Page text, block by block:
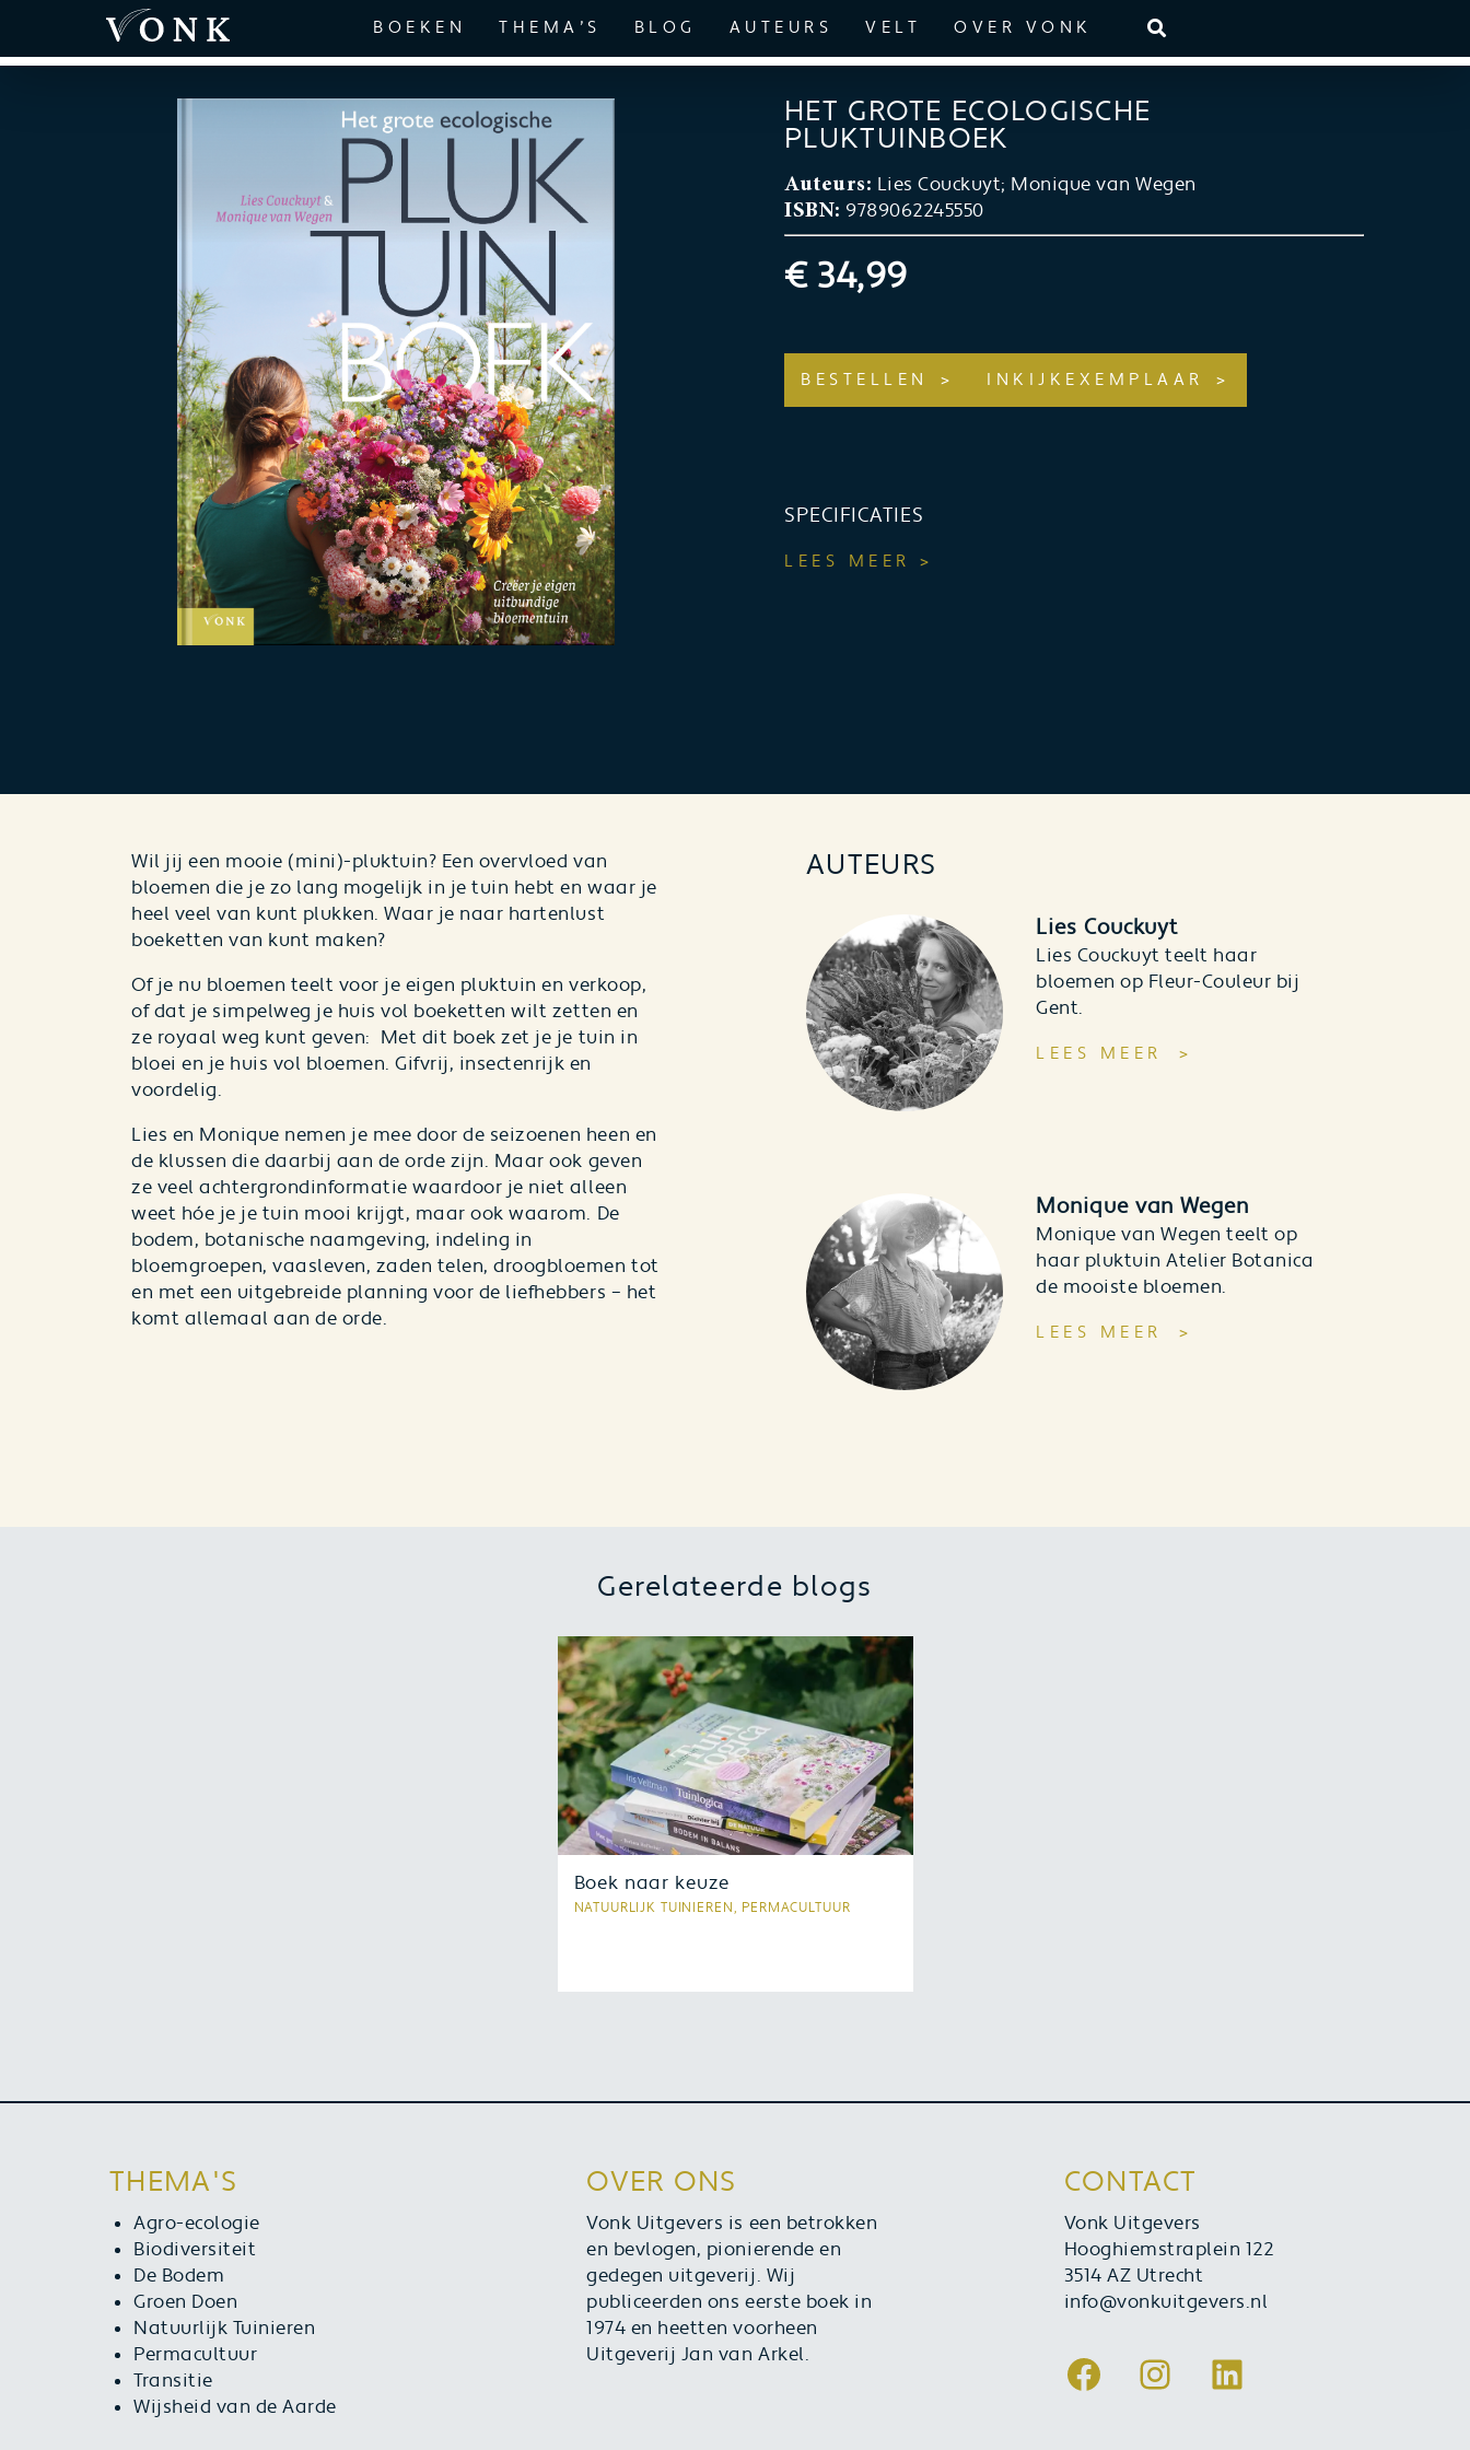
BOEKEN THEMA’S BLOG AUTEURS VELT OVER VONK
HET GROTE ECOLOGISCHE
PLUKTUINBOEK
Auteurs: Lies Couckuyt; Monique van Wegen
ISBN: 9789062245550
€ 34,99
BESTELLEN INKIJKEXEMPLAAR
SPECIFICATIES
LEES MEER >
Wil jij een mooie (mini)-pluktuin? Een overvloed van
bloemen die je zo lang mogelijk in je tuin hebt en waar je
heel veel van kunt plukken. Waar je naar hartenlust
boeketten van kunt maken?
Of je nu bloemen teelt voor je eigen pluktuin en verkoop,
of dat je simpelweg je huis vol boeketten wilt zetten en
ze royaal weg kunt geven: Met dit boek zet je je tuin in
bloei en je huis vol bloemen. Gifvrij, insectenrijk en
voordelig.
Lies en Monique nemen je mee door de seizoenen heen en
de klussen die daarbij aan de orde zijn. Maar ook geven
ze veel achtergrondinformatie waardoor je niet alleen
weet hóe je je tuin mooi krijgt, maar ook waarom. De
bodem, botanische naamgeving, indeling in
bloemgroepen, vaasleven, zaden telen, droogbloemen tot
en met een uitgebreide planning voor de liefhebbers – het
komt allemaal aan de orde.
AUTEURS
Lies Couckuyt
Lies Couckuyt teelt haar
bloemen op Fleur-Couleur bij
Gent.
LEES MEER
Monique van Wegen
Monique van Wegen teelt op
haar pluktuin Atelier Botanica
de mooiste bloemen.
LEES MEER
Gerelateerde blogs
Boek naar keuze
NATUURLIJK TUINIEREN, PERMACULTUUR
maakt.
THEMA'S
Agro-ecologie
Biodiversiteit
De Bodem
Groen Doen
Natuurlijk Tuinieren
Permacultuur
Transitie
Wijsheid van de Aarde
OVER ONS
Vonk Uitgevers is een betrokken
en bevlogen, pionierende en
gedegen uitgeverij. Wij
publiceerden ons eerste boek in
1974 en heetten voorheen
Uitgeverij Jan van Arkel.
CONTACT
Vonk Uitgevers
Hooghiemstraplein 122
3514 AZ Utrecht
info@vonkuitgevers.nl
Facebook
Instagram
LinkedIn